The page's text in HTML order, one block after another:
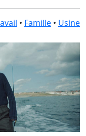
• Famille • Usine